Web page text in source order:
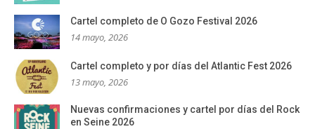
Cartel completo de O Gozo Festival 2026
14 mayo, 2026
Cartel completo y por días del Atlantic Fest 2026
13 mayo, 2026
Nuevas confirmaciones y cartel por días del Rock
en Seine 2026